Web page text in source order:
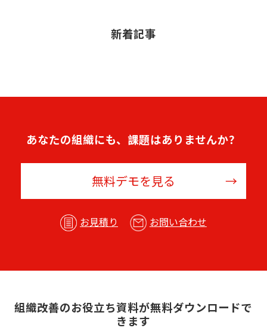
新着記事
あなたの組織にも、課題はありませんか？
無料デモを見る
お見積り お問い合わせ
組織改善のお役立ち資料が無料ダウンロードで
きます